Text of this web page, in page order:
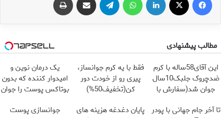
مطالب پیشنهادی
این آقای58ساله با کرم
ضدچروک جلبک10سال
جوان شد(سفارش با
فقط با یه کرم جوانساز،
پیری رو از خودت دور
کن(تخفیف50%)
یک درمان نوین و
امیدوار کننده که بدون
بوتاکس پوست را جوان
تا آخر جام جهانی با پودر
پایان دغدغه هزینه های
جوانسازی پوست